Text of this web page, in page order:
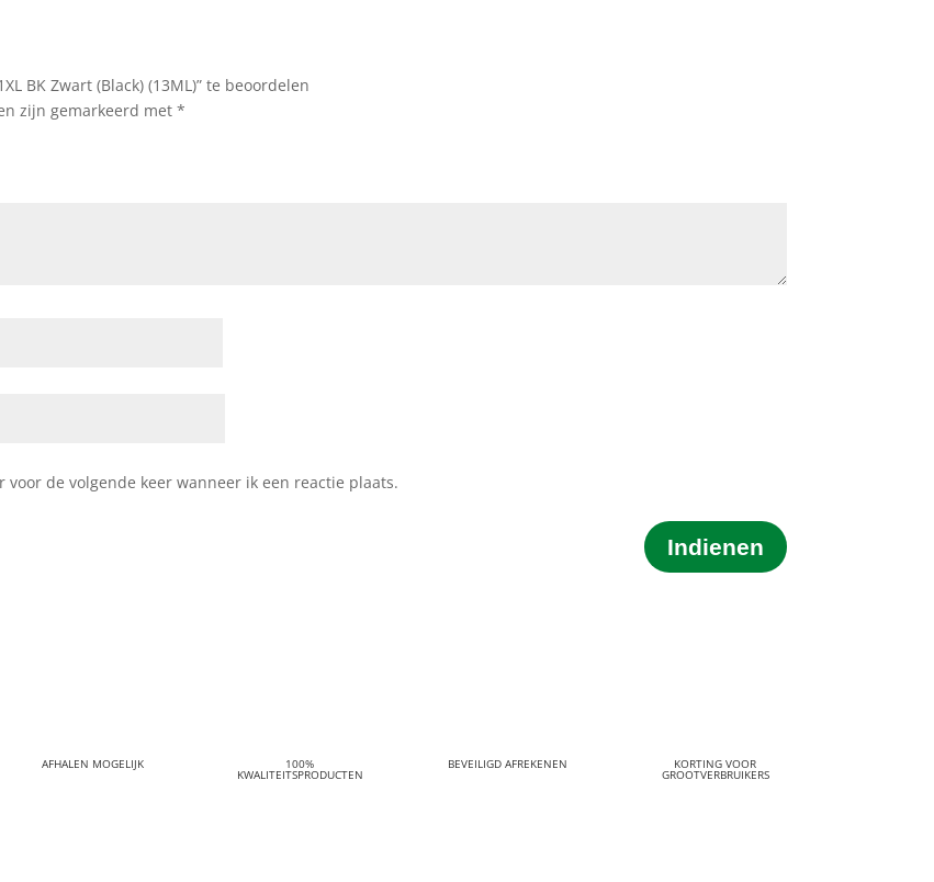
BK Zwart (Black) (13ML)” te beoordelen
zijn gemarkeerd met*
de volgende keer wanneer ik een reactie plaats.
Indienen
AFHALEN MOGELIJK 100%
KWALITEITSPRODUCTEN
BEVEILIGD AFREKENEN KORTING VOOR
GROOTVERBRUIKERS